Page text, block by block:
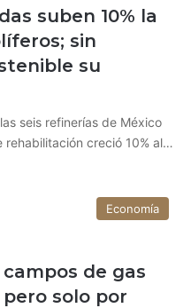
suben 10% la
sin
su
seis refinerías de México
creció 10% al…
Economía
de gas
solo por